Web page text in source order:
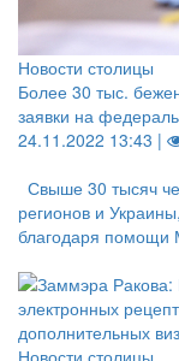
Новости столицы
Более 30 тыс.
заявки на
24.11.2022 13:43 |
Свыше 30 тысяч
регионов и
благодаря помощи